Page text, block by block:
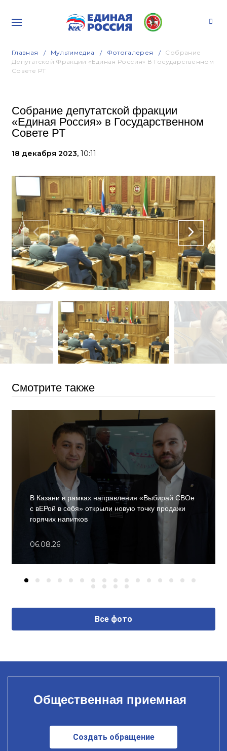
Главная Мультимедиа Фотогалерея
Собрание
Депутатской Фракции «Единая Россия» В Государственном
Совете РТ
Собрание депутатской фракции
«Единая Россия» в Государственном
Совете РТ
18 декабря 2023, 10:11
Смотрите также
В Казани в рамках направления «Выбирай СВОе
с вЕРой в себя» открыли новую точку продажи
горячих напитков
06.08.26
Все фото
Общественная приемная
Создать обращение